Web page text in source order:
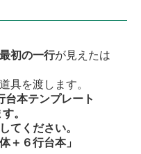
最初の一行が見えたは
具を渡します。
台本テンプレート
。
てください。
＋６行台本」